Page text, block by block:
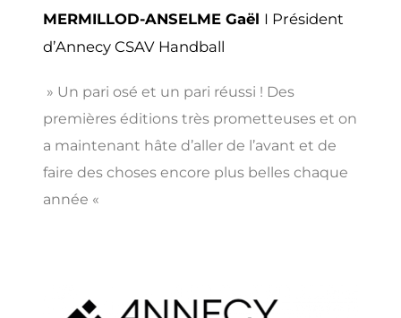
MERMILLOD-ANSELME Gaël I Président
d’Annecy CSAV Handball
» Un pari osé et un pari réussi ! Des
premières éditions très prometteuses et on
a maintenant hâte d’aller de l’avant et de
faire des choses encore plus belles chaque
année «